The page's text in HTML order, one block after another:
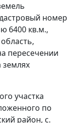
номер
6400 кв.м.,
пересечении
землях
участка
по
район, с.